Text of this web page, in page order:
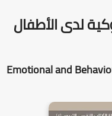
لدى الأطفال
Emotional and